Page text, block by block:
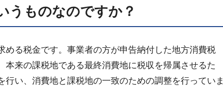
うものなのですか？
る税金です。事業者の方が申告納付した地方消費税
来の課税地である最終消費地に税収を帰属させるた
い、消費地と課税地の一致のための調整を行っていま